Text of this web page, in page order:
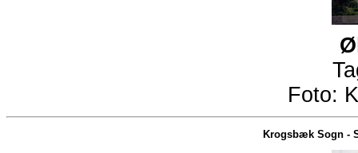
Foto:
Krogsbæk Sogn -